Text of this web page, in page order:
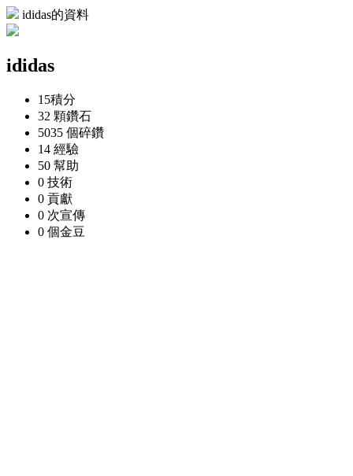
ididas的資料
ididas
15積分
32 顆鑽石
5035 個碎鑽
14 經驗
50 幫助
0 技術
0 貢獻
0 次宣傳
0 個金豆